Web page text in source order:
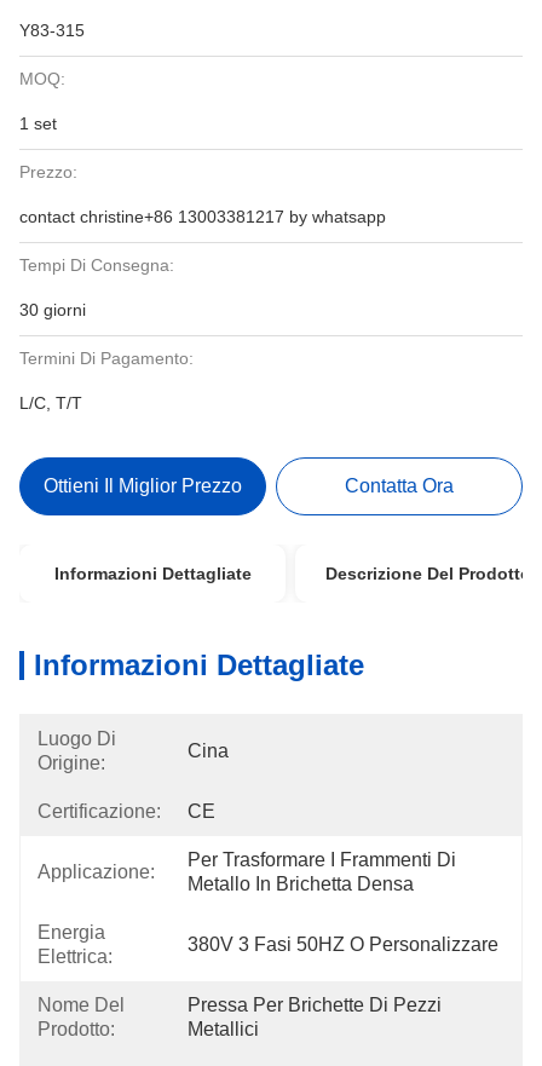
Y83-315
MOQ:
1 set
Prezzo:
contact christine+86 13003381217 by whatsapp
Tempi Di Consegna:
30 giorni
Termini Di Pagamento:
L/C, T/T
Ottieni Il Miglior Prezzo Contatta Ora
Informazioni Dettagliate Descrizione Del Prodotto
Informazioni Dettagliate
Luogo Di
Origine:
Cina
Certificazione: CE
Applicazione:
Per Trasformare I Frammenti Di
Metallo In Brichetta Densa
Energia
Elettrica:
380V 3 Fasi 50HZ O Personalizzare
Nome Del
Prodotto:
Pressa Per Brichette Di Pezzi
Metallici